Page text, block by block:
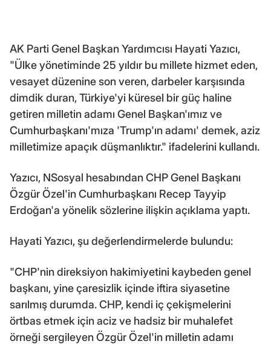
AK Parti Genel Başkan Yardımcısı Hayati Yazıcı,
"Ülke yönetiminde 25 yıldır bu millete hizmet eden,
vesayet düzenine son veren, darbeler karşısında
dimdik duran, Türkiye'yi küresel bir güç haline
getiren milletin adamı Genel Başkan'ımız ve
Cumhurbaşkanı'mıza 'Trump'ın adamı' demek, aziz
milletimize apaçık düşmanlıktır." ifadelerini kullandı.
Yazıcı, NSosyal hesabından CHP Genel Başkanı
Özgür Özel'in Cumhurbaşkanı Recep Tayyip
Erdoğan'a yönelik sözlerine ilişkin açıklama yaptı.
Hayati Yazıcı, şu değerlendirmelerde bulundu:
"CHP'nin direksiyon hakimiyetini kaybeden genel
başkanı, yine çaresizlik içinde iftira siyasetine
sarılmış durumda. CHP, kendi iç çekişmelerini
örtbas etmek için aciz ve hadsiz bir muhalefet
örneği sergileyen Özgür Özel'in milletin adamı